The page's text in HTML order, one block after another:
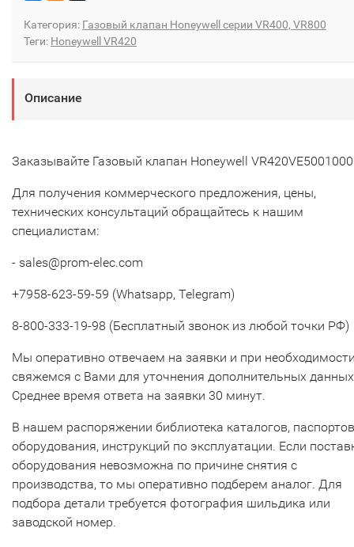
Категория: Газовый клапан Honeywell серии VR400, VR800
Теги: Honeywell VR420
Описание
Заказывайте Газовый клапан Honeywell
Для получения коммерческого предложения, цены,
технических консультаций обращайтесь к нашим
специалистам:
- sales@prom-elec.com
+7958-623-59-59 (Whatsapp, Telegram)
8-800-333-19-98 (Бесплатный звонок из любой точки РФ)
Мы оперативно отвечаем на заявки и при
свяжемся с Вами для уточнения дополнительных
Среднее время ответа на заявки 30 минут.
В нашем распоряжении библиотека каталогов, паспортов
оборудования, инструкций по эксплуатации. Если
оборудования невозможна по причине снятия с
производства, то мы оперативно подберем аналог. Для
подбора детали требуется фотография шильдика или
заводской номер.